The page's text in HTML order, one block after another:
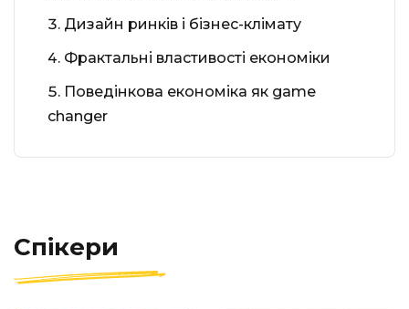
Дизайн ринків і бізнес-клімату
Фрактальні властивості економіки
Поведінкова економіка як game
changer
Спікери